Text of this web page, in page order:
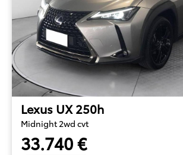
Lexus UX 250h
Midnight 2wd cvt
33.740 €